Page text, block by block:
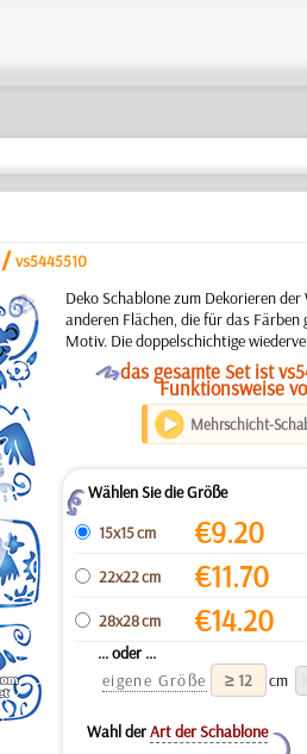
/vs5445510
b
Deko Schablone zum Dekorieren
anderen Flächen, die für das
Motiv. Die doppelschichtige
Odas gesamte Set ist
Funktionsweise
Mehrschicht-
ZWählen Sie die Größe
15x15 cm
€9.20
22x22 cm €11.70
28x28 cm €14.20
... oder ...
eigene Größe
cm
Wahl derArt der Schablone
Y